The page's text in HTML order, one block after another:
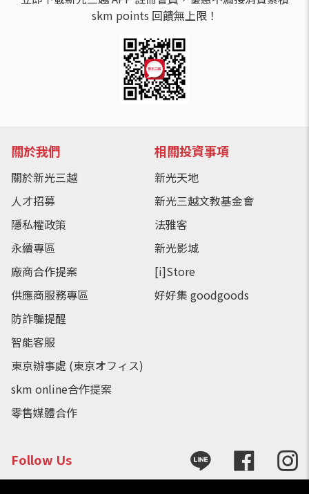
skm points 回饋無上限！
關於我們
關於新光三越
人才招募
隱私權政策
永續專區
廠商合作提案
供應商服務專區
防詐騙提醒
智能客服
東京辦事處 (東京オフィス)
skm online合作提案
零售媒體合作
相關投資事項
新光天地
新光三越文教基金會
法雅客
新光影城
[i]Store
好好集 goodgoods
Follow Us